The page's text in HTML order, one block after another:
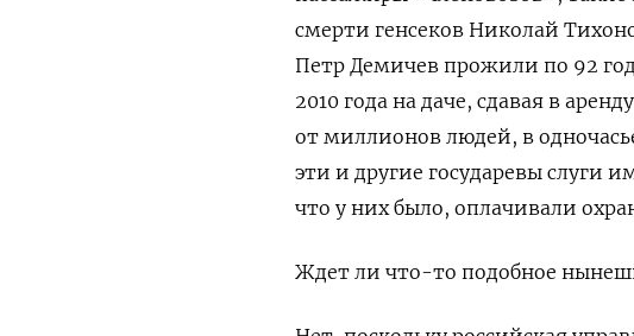
смерти генсеков Николай
Петр Демичев прожили по 92
2010 года на даче, сдавая в
от миллионов людей, в
эти и другие государевы слуги
что у них было, оплачивали
Ждет ли что-то подобное